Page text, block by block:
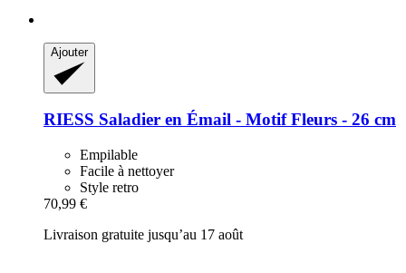
Ajouter
RIESS Saladier en Émail -​ Motif Fleurs -​ 26 cm
Empilable
Facile à nettoyer
Style retro
70,99 €
Livraison gratuite jusqu’au 17 août